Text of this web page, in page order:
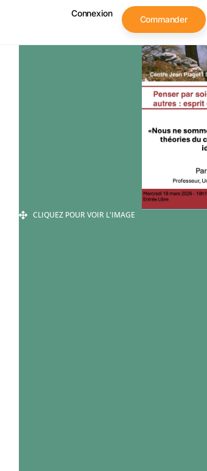
Connexion
Commander
CLIQUEZ POUR VOIR L'IMAGE